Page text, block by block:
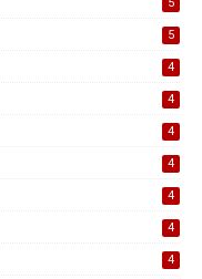
5
4
4
4
4
4
4
4